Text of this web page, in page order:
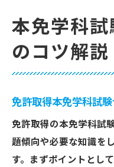
本免学科
のコツ解説
免許取得本免学科試
免許取得の本免学科試
題傾向や必要な知識を
す。まずポイントとし